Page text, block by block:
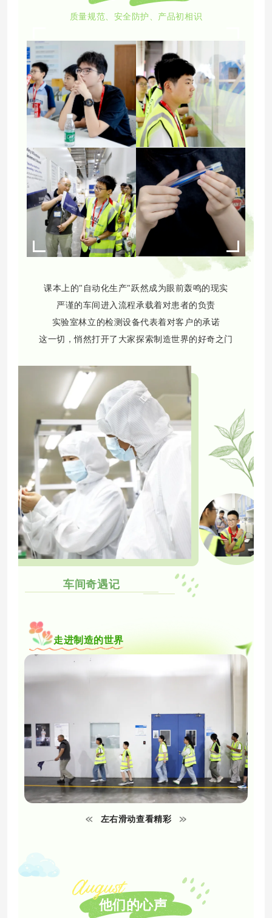
质量规范、安全防护、产品初相识
课本上的"自动化生产"跃然成为眼前轰鸣的现实
严谨的车间进入流程承载着对患者的负责
实验室林立的检测设备代表着对客户的承诺
这一切，悄然打开了大家探索制造世界的好奇之门
车间奇遇记
走进制造的世界
左右滑动查看精彩
他们的心声